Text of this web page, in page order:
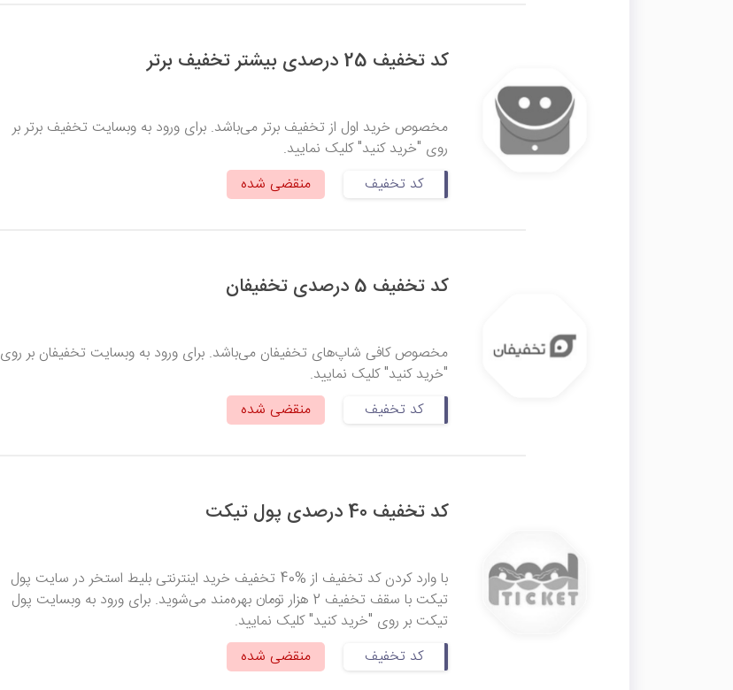
کد تخفیف 25 درصدی بیشتر تخفیف برتر
مخصوص خرید اول از تخفیف برتر می‌باشد. برای ورود به وبسایت تخفیف برتر بر
روی "خرید کنید" کلیک نمایید.
کد تخفیف
منقضی شده
کد تخفیف 5 درصدی تخفیفان
مخصوص کافی‌ شاپ‌های تخفیفان می‌باشد. برای ورود به وبسایت تخفیفان بر روی
"خرید کنید" کلیک نمایید.
کد تخفیف
منقضی شده
کد تخفیف 40 درصدی پول تیکت
با وارد کردن کد تخفیف از %40 تخفیف خرید اینترنتی بلیط استخر در سایت پول
تیکت با سقف تخفیف 2 هزار تومان بهره‌مند می‌شوید. برای ورود به وبسایت پول
تیکت بر روی "خرید کنید" کلیک نمایید.
کد تخفیف
منقضی شده